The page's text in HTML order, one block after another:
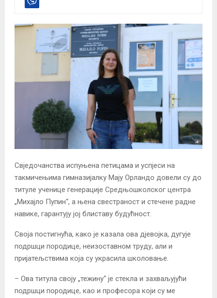
Свједочанства испуњена петицама и успјеси на
такмичењима гимназијалку Мају Орландо довели су до
титуле ученице генерације Средњошколског центра
„Михајло Пупин“, а њена свестраност и стечене радне
навике, гарантују јој блиставу будућност.
Своја постигнућа, како је казала ова дјевојка, дугује
подршци породице, неизоставном труду, али и
пријатељствима која су украсила школовање.
– Ова титула своју „тежину“ је стекла и захваљујући
подршци породице, као и професора који су ме